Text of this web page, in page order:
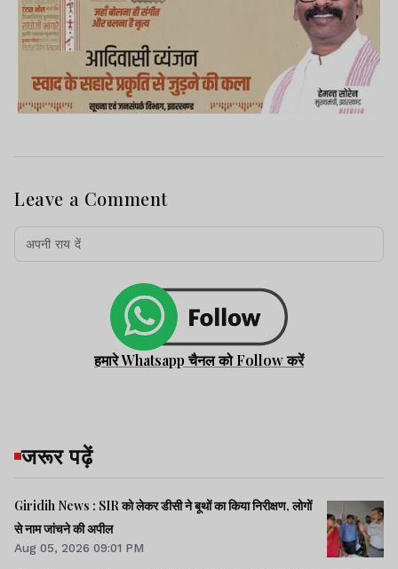
Leave a Comment
हमारे Whatsapp चैनल को Follow करें
जरूर पढ़ें
Giridih News : SIR को लेकर डीसी ने बूथों का किया निरीक्षण, लोगों
से नाम जांचने की अपील
Aug 05, 2026 09:01 PM